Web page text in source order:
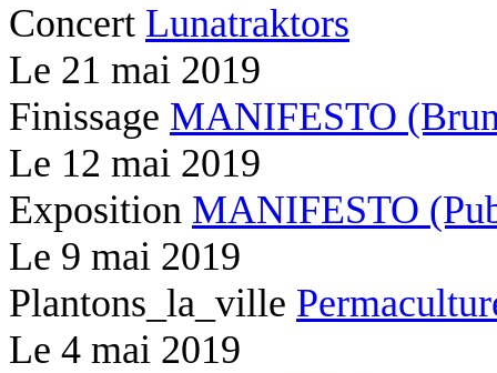
Concert Lunatraktors
Le 21 mai 2019
Finissage MANIFESTO
Le 12 mai 2019
Exposition MANIFESTO
Le 9 mai 2019
Plantons_la_ville
Le 4 mai 2019